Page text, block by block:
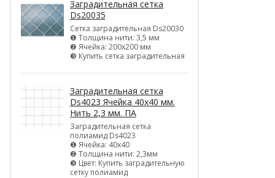
Заградительная сетка
Ds20035
Сетка заградительная Ds20030
❶ Толщина нити: 3,5 мм
❷ Ячейка: 200х200 мм
❸ Купить сетка заградительная
Заградительная сетка
Ds4023 Ячейка 40х40 мм.
Нить 2,3 мм. ПА
Заградительная сетка
полиамид Ds4023
❶ Ячейка: 40х40
❷ Толщина нити: 2,3мм
❸ Цвет: Купить заградительную
сетку полиамид